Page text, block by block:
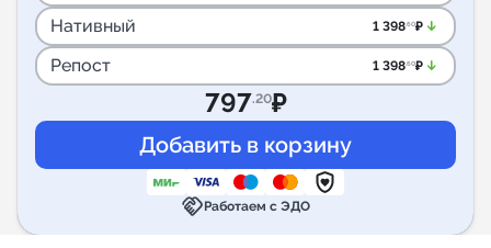
Нативный 1 398.60₽ arrow_downward_alt
Репост 1 398.60₽ arrow_downward_alt
797.20₽
handshakeРаботаем с ЭДО